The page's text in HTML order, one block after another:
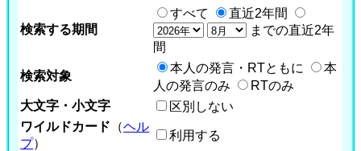
検索する期間
すべて
直近2年間
までの直近2年
間
検索対象
本人の発言・RTともに
本
人の発言のみ
RTのみ
大文字・小文字
区別しない
ワイルドカード （ヘル
プ）
利用する